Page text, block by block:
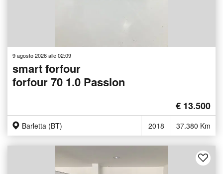
9 agosto 2026 alle 02:09
smart forfour
forfour 70 1.0 Passion
€ 13.500
Barletta (BT) 2018 37.380 Km